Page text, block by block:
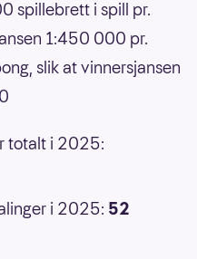
spillebrett i spill pr.
1:450 000 pr.
slik at vinnersjansen
totalt i 2025:
i 2025: 52